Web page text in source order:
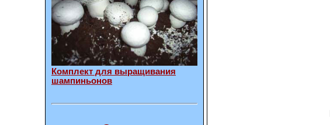
Комплект для выращивания
шампиньонов